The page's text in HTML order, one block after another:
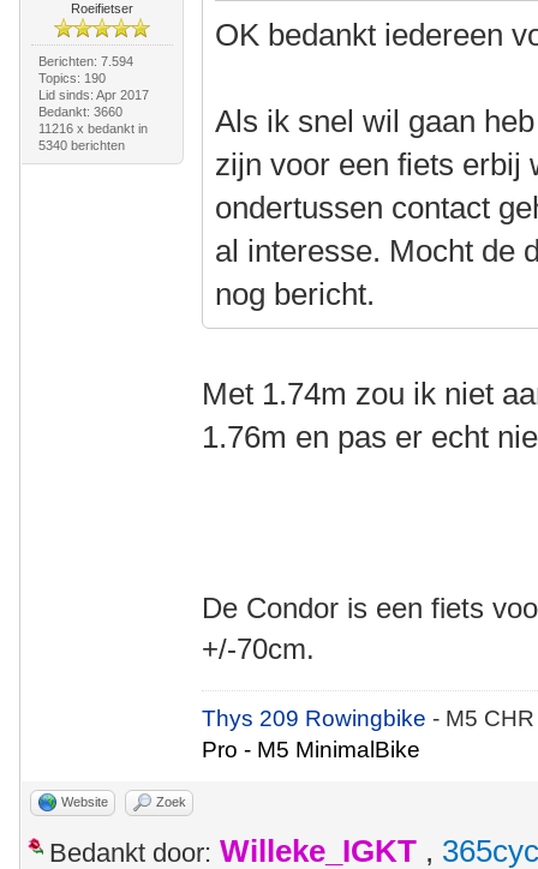
Roeifietser
Berichten: 7.594
Topics: 190
Lid sinds: Apr 2017
Bedankt: 3660
11216 x bedankt in
5340 berichten
OK bedankt iedereen
Als ik snel wil gaan
zijn voor een fiets erbij
ondertussen contact
al interesse. Mocht de
nog bericht.
Met 1.74m zou ik niet
1.76m en pas er echt
De Condor is een fiets
+/-70cm.
Thys 209 Rowingbike- M5
Pro - M5 MinimalBike
Website Zoek
Bedankt door: Willeke_IGKT ,